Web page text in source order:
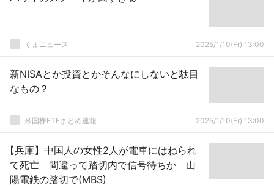
くまニュース 2025/1/10(Fr) 13:00
新NISAとか投資とかそんなにしないと駄目
なもの？
米国株ETFまとめ速報 2025/1/10(Fr) 13:00
【兵庫】中国人の女性2人が電車にはねられ
て死亡 間違って踏切内で信号待ちか 山
陽電鉄の踏切で(MBS)